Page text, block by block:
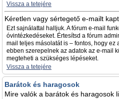
Vissza a tetejére
Kéretlen vagy sértegető e-mailt
Ezt sajnálattal halljuk. A fórum e-mail
óvintézkedéseket. Értesítsd a fórum
mail teljes másolatát is – fontos, hogy ez
ebben szerepelnek az adatok az e-mail
megteheti a szükséges lépéseket.
Vissza a tetejére
Barátok és haragosok
Mire valók a barátok és haragosok